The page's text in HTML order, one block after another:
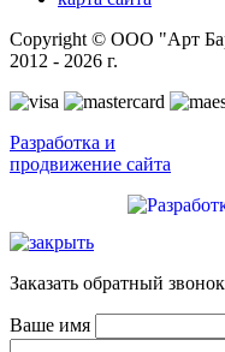
Copyright © ООО "Арт
2012 - 2026 г.
Разработка и
продвижение сайта
Заказать обратный звонок
Ваше имя